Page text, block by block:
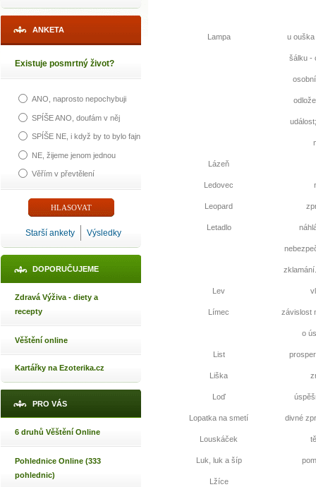
ANKETA
Existuje posmrtný život?
ANO, naprosto nepochybuji
SPÍŠE ANO, doufám v něj
SPÍŠE NE, i když by to bylo fajn
NE, žijeme jenom jednou
Věřím v převtělení
Starší ankety Výsledky
DOPORUČUJEME
Zdravá Výživa - diety a
recepty
Věštění online
Kartářky na Ezoterika.cz
PRO VÁS
6 druhů Věštění Online
Pohlednice Online (333
pohlednic)
Lampa u
šálku -
Lázeň
Ledovec
Leopard
Letadlo
Lev
Límec závislost
o
List
Liška
Loď
Lopatka na smetí divné
Louskáček
Luk, luk a šíp
Lžíce